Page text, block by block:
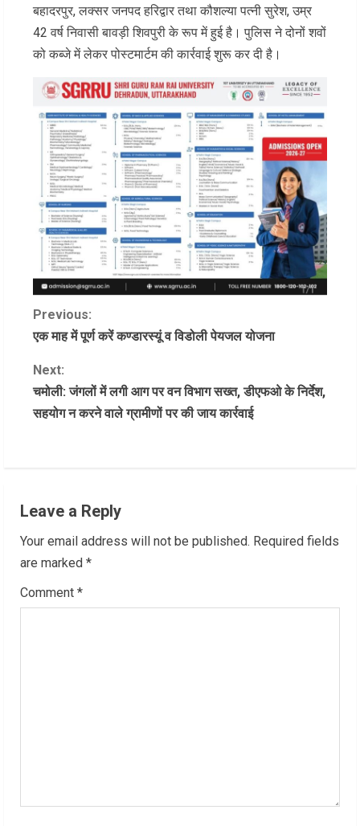
बहादरपुर, लक्सर जनपद हरिद्वार तथा कौशल्या पत्नी सुरेश, उम्र
42 वर्ष निवासी बावड़ी शिवपुरी के रूप में हुई है। पुलिस ने दोनों शवों
को कब्जे में लेकर पोस्टमार्टम की कार्रवाई शुरू कर दी है।
C
n
t
u
e
R
Previous:
एक माह में पूर्ण करें कण्डारस्यूं व विडोली पेयजल योजना
Next:
चमोली: जंगलों में लगी आग पर वन विभाग सख्त, डीएफओ के निर्देश,
सहयोग न करने वाले ग्रामीणों पर की जाय कार्रवाई
Leave a Reply
Your email address will not be published. Required fields
are marked *
Comment *